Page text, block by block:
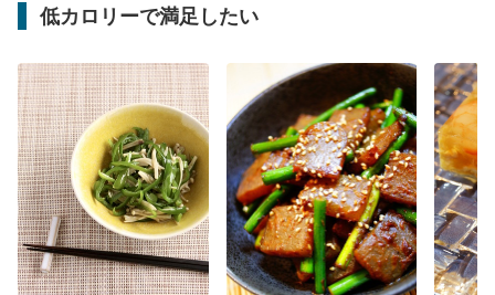
低カロリーで満足したい